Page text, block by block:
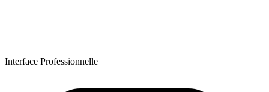
Interface Professionnelle